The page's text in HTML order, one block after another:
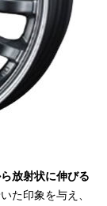
放射状に伸びる
た印象を与え、